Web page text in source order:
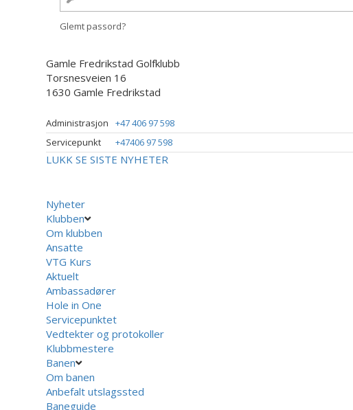
Glemt passord?
Gamle Fredrikstad Golfklubb
Torsnesveien 16
1630 Gamle Fredrikstad
Administrasjon
+47 406 97 598
Servicepunkt
+47406 97 598
LUKK SE SISTE NYHETER
Nyheter
Klubben
Om klubben
Ansatte
VTG Kurs
Aktuelt
Ambassadører
Hole in One
Servicepunktet
Vedtekter og protokoller
Klubbmestere
Banen
Om banen
Anbefalt utslagssted
Baneguide